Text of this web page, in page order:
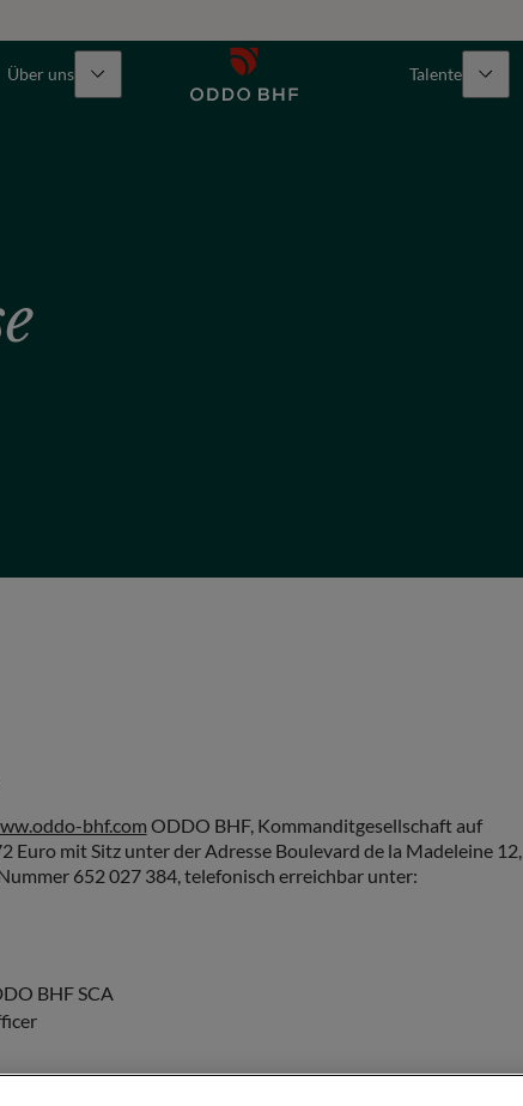
Über uns Talente
bhf.com ODDO BHF, Kommanditgesellschaft auf
mit Sitz unter der Adresse Boulevard de la Madeleine 12,
652 027 384, telefonisch erreichbar unter:
BHF SCA